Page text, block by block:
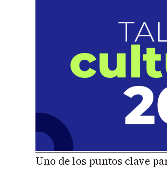
Uno de los puntos clave